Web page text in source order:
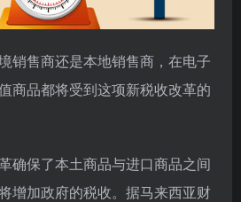
销售商还是本地销售商，在电子
商品都将受到这项新税收改革的
确保了本土商品与进口商品之间
增加政府的税收。据马来西亚财